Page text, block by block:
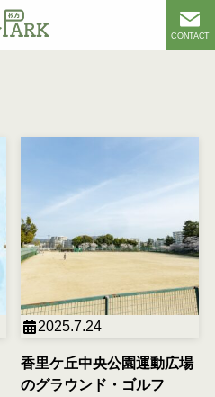
CONTACT
2025.7.24
香里ケ丘中央公園運動広場
のグラウンド・ゴルフ